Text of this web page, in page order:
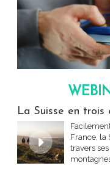
La Suisse en trois
France, la
travers